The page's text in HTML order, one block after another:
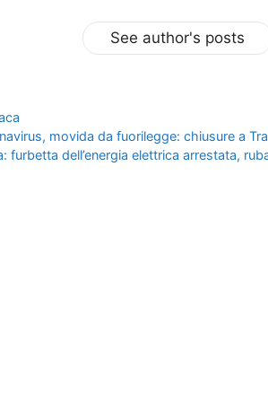
See author's posts
movida da fuorilegge: chiusure a
furbetta dell’energia elettrica arrestata,